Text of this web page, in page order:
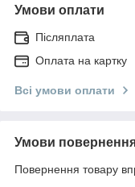
Умови оплати
Післяплата
Оплата на картку
Всі умови оплати
Умови
Повернення товару